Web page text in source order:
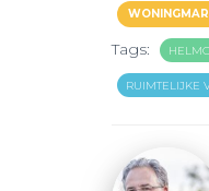
Tags:
RUIMTELIJKE